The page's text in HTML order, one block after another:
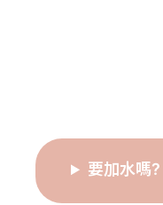
要加水嗎?